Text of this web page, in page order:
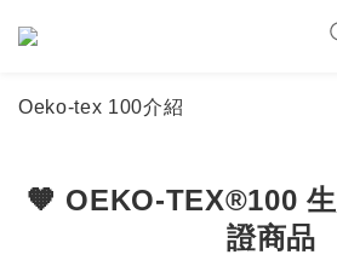
Oeko-tex 100介紹
🧡 OEKO-TEX®100
證商品